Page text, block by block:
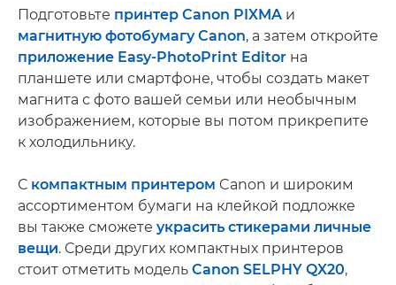
Подготовьте принтер Canon PIXMA и
магнитную фотобумагу Canon, а затем откройте
приложение Easy-PhotoPrint Editor на
планшете или смартфоне, чтобы создать макет
магнита с фото вашей семьи или необычным
изображением, которые вы потом прикрепите
к холодильнику.
С компактным принтером Canon и широким
ассортиментом бумаги на клейкой подложке
вы также сможете украсить стикерами личные
вещи. Среди других компактных принтеров
стоит отметить модель Canon SELPHY QX20,